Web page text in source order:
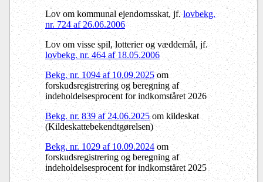
Lov om kommunal ejendomsskat, jf.lovbekg.
nr. 724 af 26.06.2006
Lov om visse spil, lotterier og væddemål, jf.
lovbekg. nr. 464 af 18.05.2006
Bekg. nr. 1094 af 10.09.2025om
forskudsregistrering og beregning af
indeholdelsesprocent for indkomståret 2026
Bekg. nr. 839 af 24.06.2025om kildeskat
(Kildeskattebekendtgørelsen)
Bekg. nr. 1029 af 10.09.2024om
forskudsregistrering og beregning af
indeholdelsesprocent for indkomståret 2025